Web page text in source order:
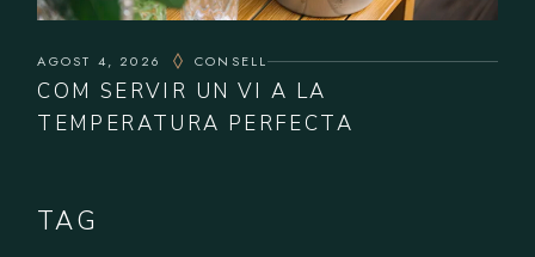
AGOST 4, 2026 CONSELL
COM SERVIR UN VI A LA
TEMPERATURA PERFECTA
TAG